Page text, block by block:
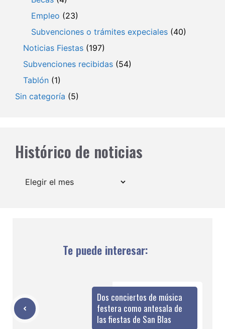
Empleo (23)
Subvenciones o trámites expeciales (40)
Noticias Fiestas (197)
Subvenciones recibidas (54)
Tablón (1)
Sin categoría (5)
Histórico de noticias
Archivos
Te puede interesar:
Dos conciertos de música
festera como antesala de
las fiestas de San Blas